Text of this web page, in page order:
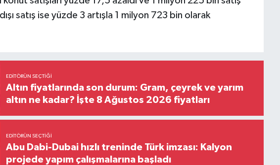
satış ise yüzde 3 artışla 1 milyon 723 bin olarak
EDITÖRÜN SEÇTIĞI
Altın fiyatlarında son durum: Gram, çeyrek ve yarım
altın ne kadar? İşte 8 Ağustos 2026 fiyatları
EDITÖRÜN SEÇTIĞI
Abu Dabi-Dubai hızlı treninde Türk imzası: Kalyon
projede yapım çalışmalarına başladı